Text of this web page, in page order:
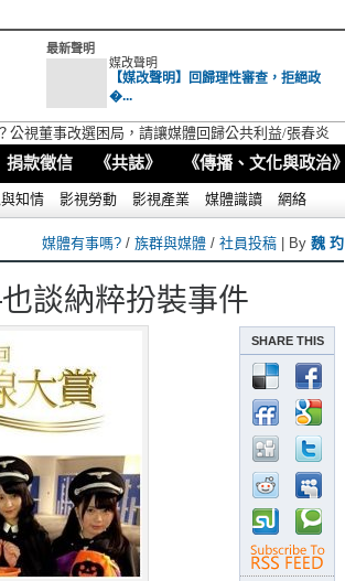
最新聲明
媒改聲明
【媒改聲明】回歸理性審查，拒絕政
�...
公視董事改選困局，請讓媒體回歸公共利益/張春炎
捐款徵信 《共誌》 《傳播、文化與政治》
知情 影視勞動 影視產業 媒體識讀 網絡
媒體有事嗎? / 族群與媒體 / 社員投稿 | By 魏 玓
談納粹扮裝事件
SHARE THIS